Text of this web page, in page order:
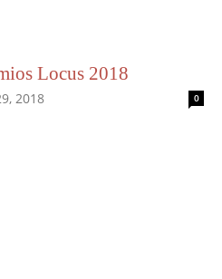
Locus 2018
2018 0